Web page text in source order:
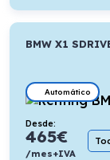
BMW X1
Automático
Desde:
465€
/mes+IVA